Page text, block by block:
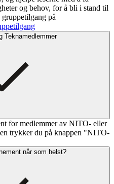
og behov, for å bli i stand til
på
Teknamedlemmer
for medlemmer av NITO- eller
trykker du på knappen "NITO-
når som helst?